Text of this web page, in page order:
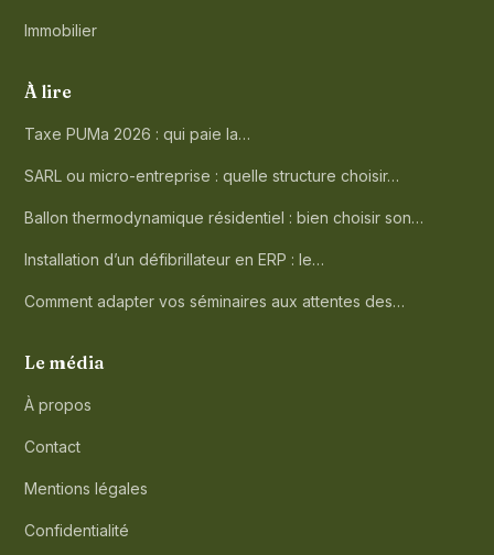
Immobilier
À lire
Taxe PUMa 2026 : qui paie la…
SARL ou micro-entreprise : quelle structure choisir…
Ballon thermodynamique résidentiel : bien choisir son…
Installation d’un défibrillateur en ERP : le…
Comment adapter vos séminaires aux attentes des…
Le média
À propos
Contact
Mentions légales
Confidentialité